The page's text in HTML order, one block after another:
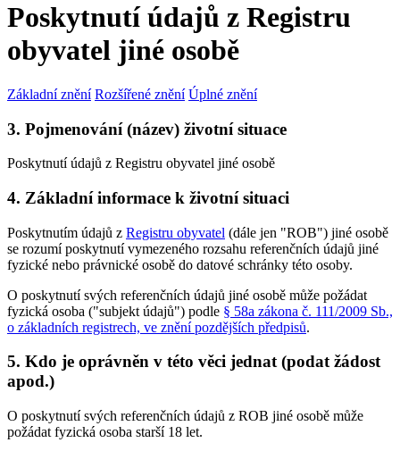
Poskytnutí údajů z Registru
obyvatel jiné osobě
Základní znění Rozšířené znění Úplné znění
3. Pojmenování (název) životní situace
Poskytnutí údajů z Registru obyvatel jiné osobě
4. Základní informace k životní situaci
Poskytnutím údajů z Registru obyvatel (dále jen "ROB") jiné osobě
se rozumí poskytnutí vymezeného rozsahu referenčních údajů jiné
fyzické nebo právnické osobě do datové schránky této osoby.
O poskytnutí svých referenčních údajů jiné osobě může požádat
fyzická osoba ("subjekt údajů") podle § 58a zákona č. 111/2009 Sb.,
o základních registrech, ve znění pozdějších předpisů.
5. Kdo je oprávněn v této věci jednat (podat žádost
apod.)
O poskytnutí svých referenčních údajů z ROB jiné osobě může
požádat fyzická osoba starší 18 let.